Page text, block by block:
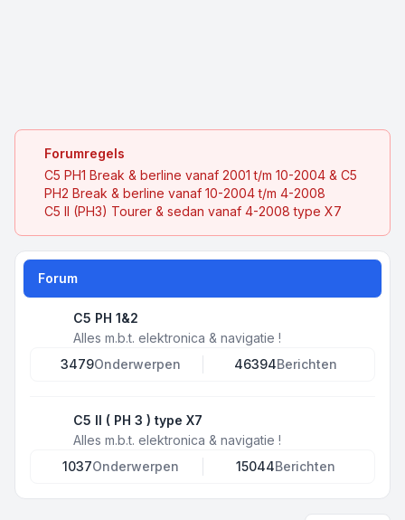
Forumregels
C5 PH1 Break & berline vanaf 2001 t/m 10-2004 & C5
PH2 Break & berline vanaf 10-2004 t/m 4-2008
C5 II (PH3) Tourer & sedan vanaf 4-2008 type X7
Forum
C5 PH 1&2
Alles m.b.t. elektronica & navigatie !
3479Onderwerpen 46394Berichten
C5 II ( PH 3 ) type X7
Alles m.b.t. elektronica & navigatie !
1037Onderwerpen 15044Berichten